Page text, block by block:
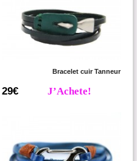
Bracelet cuir Tanneur
29€ J’Achete!